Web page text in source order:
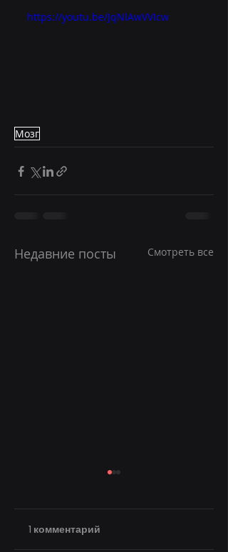
https://youtu.be/JqNlAwVVIcw
Мозг
Недавние посты Смотреть все
1 комментарий